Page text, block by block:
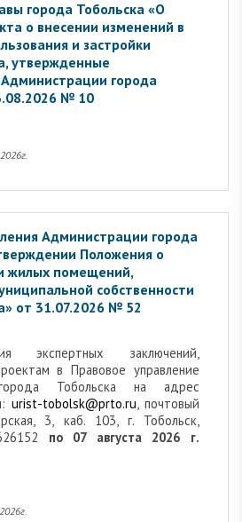
города Тобольска «О
о внесении изменений в
и застройки
утвержденные
города
№ 10
Администрации города
Положения о
жилых помещений,
собственности
от 31.07.2026 № 52
экспертных заключений,
в Правовое управление
Тобольска на адрес
urist-tobolsk@prto.ru, почтовый
3, каб. 103, г. Тобольск,
по 07 августа 2026 г.